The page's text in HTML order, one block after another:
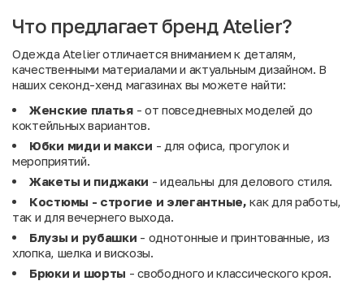
Что предлагает бренд Atelier?
Одежда Atelier отличается вниманием к деталям,
качественными материалами и актуальным дизайном. В
наших секонд-хенд магазинах вы можете найти:
Женские платья- от повседневных моделей до
коктейльных вариантов.
Юбки миди и макси - для офиса, прогулок и
мероприятий.
Жакеты и пиджаки - идеальны для делового стиля.
Костюмы - строгие и элегантные, как для работы,
так и для вечернего выхода.
Блузы и рубашки - однотонные и принтованные, из
хлопка, шелка и вискозы.
Брюки и шорты - свободного и классического кроя.